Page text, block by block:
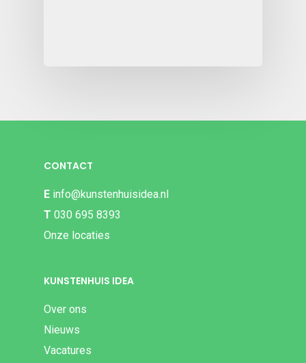
CONTACT
E info@kunstenhuisidea.nl
T 030 695 8393
Onze locaties
KUNSTENHUIS IDEA
Over ons
Nieuws
Vacatures